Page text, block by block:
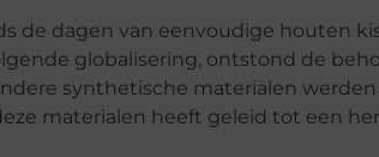
de dagen van eenvoudige houten
globalisering, ontstond de
synthetische materialen
materialen heeft geleid tot een